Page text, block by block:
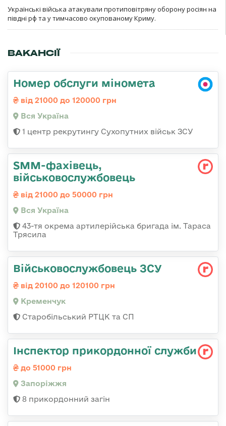
Українські війська атакували протиповітряну оборону росіян на
півдні рф та у тимчасово окупованому Криму.
ВАКАНСІЇ
Номер обслуги міномета
від 21000 до 120000 грн
Вся Україна
1 центр рекрутингу Сухопутних військ ЗСУ
SMM-фахівець,
військовослужбовець
від 21000 до 50000 грн
Вся Україна
43-тя окрема артилерійська бригада ім. Тараса
Трясила
Військовослужбовець ЗСУ
від 20100 до 120100 грн
Кременчук
Старобільський РТЦК та СП
Інспектор прикордонної служби
до 51000 грн
Запоріжжя
8 прикордонний загін